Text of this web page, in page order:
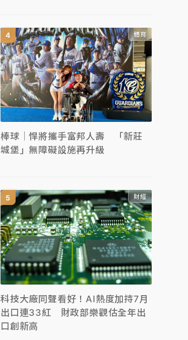
體育
棒球｜悍將攜手富邦人壽 「新莊
城堡」無障礙設施再升級
財經
科技大廠同聲看好！AI熱度加持7月
出口連33紅 財政部樂觀估全年出
口創新高